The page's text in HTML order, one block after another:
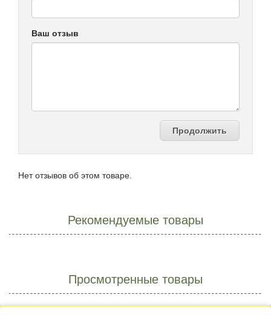
Ваш отзыв
Продолжить
Нет отзывов об этом товаре.
Рекомендуемые товары
Просмотренные товары